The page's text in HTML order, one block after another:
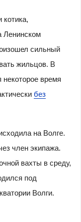
Ленинском
сильный
жильцов. В
время
без
на Волге.
член экипажа.
вахты в среду,
под
Волги.